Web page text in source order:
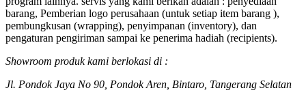
barang, Pemberian logo perusahaan (untuk setiap item barang ),
pembungkusan (wrapping), penyimpanan (inventory), dan
pengaturan pengiriman sampai ke penerima hadiah (recipients).
Showroom produk kami berlokasi di :
Jl. Pondok Jaya No 90, Pondok Aren, Bintaro, Tangerang Selatan